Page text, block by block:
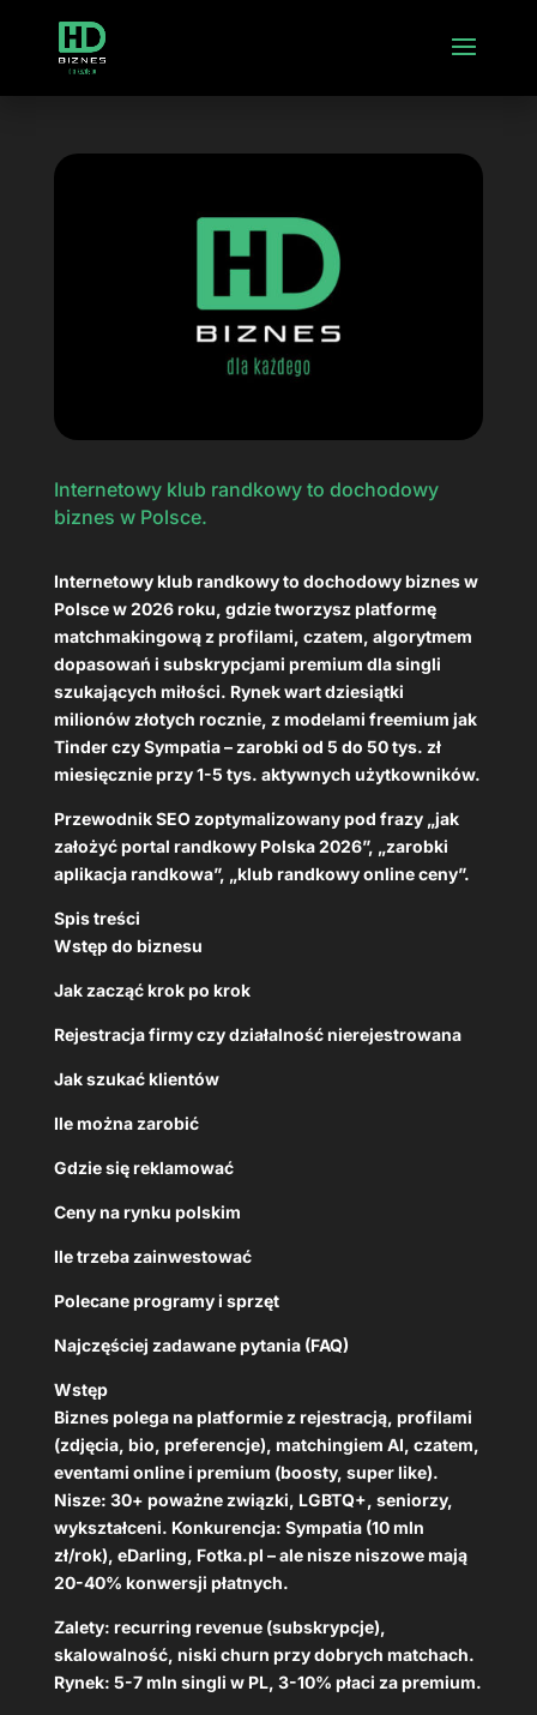
Internetowy klub randkowy to dochodowy
biznes w Polsce.
Internetowy klub randkowy to dochodowy biznes w
Polsce w 2026 roku, gdzie tworzysz platformę
matchmakingową z profilami, czatem, algorytmem
dopasowań i subskrypcjami premium dla singli
szukających miłości. Rynek wart dziesiątki
milionów złotych rocznie, z modelami freemium jak
Tinder czy Sympatia – zarobki od 5 do 50 tys. zł
miesięcznie przy 1-5 tys. aktywnych użytkowników.
Przewodnik SEO zoptymalizowany pod frazy „jak
założyć portal randkowy Polska 2026”, „zarobki
aplikacja randkowa”, „klub randkowy online ceny”.
Spis treści
Wstęp do biznesu
Jak zacząć krok po krok
Rejestracja firmy czy działalność nierejestrowana
Jak szukać klientów
Ile można zarobić
Gdzie się reklamować
Ceny na rynku polskim
Ile trzeba zainwestować
Polecane programy i sprzęt
Najczęściej zadawane pytania (FAQ)
Wstęp
Biznes polega na platformie z rejestracją, profilami
(zdjęcia, bio, preferencje), matchingiem AI, czatem,
eventami online i premium (boosty, super like).
Nisze: 30+ poważne związki, LGBTQ+, seniorzy,
wykształceni. Konkurencja: Sympatia (10 mln
zł/rok), eDarling, Fotka.pl – ale nisze niszowe mają
20-40% konwersji płatnych.
Zalety: recurring revenue (subskrypcje),
skalowalność, niski churn przy dobrych matchach.
Rynek: 5-7 mln singli w PL, 3-10% płaci za premium.